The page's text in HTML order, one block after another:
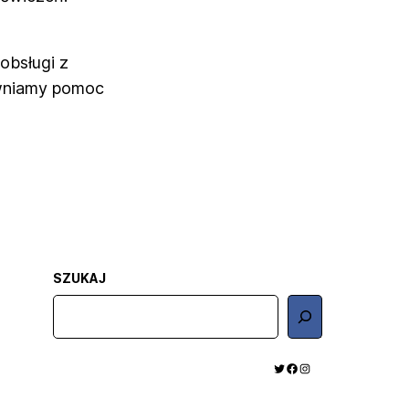
z
pomoc
SZUKAJ
S
z
TWITTER FACEBOOK INSTAGRAM